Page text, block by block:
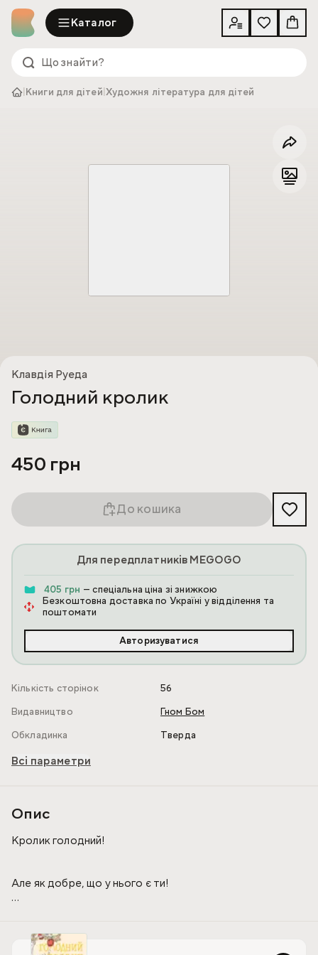
Каталог
Книги для дітей Художня література для дітей
Клавдія Руеда
Голодний кролик
450 грн
До кошика
Для передплатників MEGOGO
405 грн — спеціальна ціна зі знижкою
Безкоштовна доставка по Україні у відділення та
поштомати
Авторизуватися
Кількість сторінок
56
Видавництво
Гном Бом
Обкладинка
Тверда
Всі параметри
Опис
Кролик голодний!
Але як добре, що у нього є ти!
смачні яблучка, потім потряси книгу, щоб яблучка впали.